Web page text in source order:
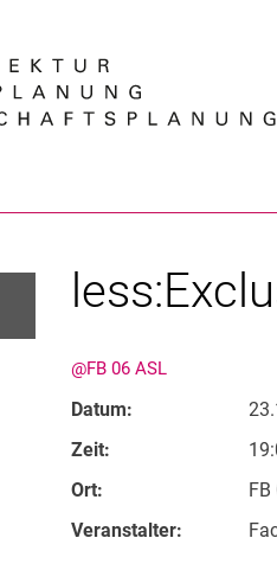
@FB 06 ASL
Datum:
Zeit:
Ort:
FB
Veranstalter: